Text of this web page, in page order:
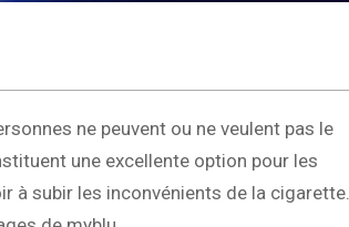
ne peuvent ou ne veulent pas le
une excellente option pour les
à subir les inconvénients de la cigarette.